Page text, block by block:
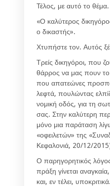
Τέλος, με αυτό το θέμα.
«Ο καλύτερος
ο δικαστής».
Χτυπήστε τον. Αυτός
Τρείς δικηγόροι, που
θάρρος να μας πουν
που απατεώνες
λεφτά, πουλώντας
νομική οδός, για τη
σας. Στην καλύτερη
μόνο μια παράταση
«οφειλετών» της
Κεφαλονιά, 20/12/
Ο παρηγορητικός
πράξη γίνεται
και, εν τέλει, υποκριτικά.